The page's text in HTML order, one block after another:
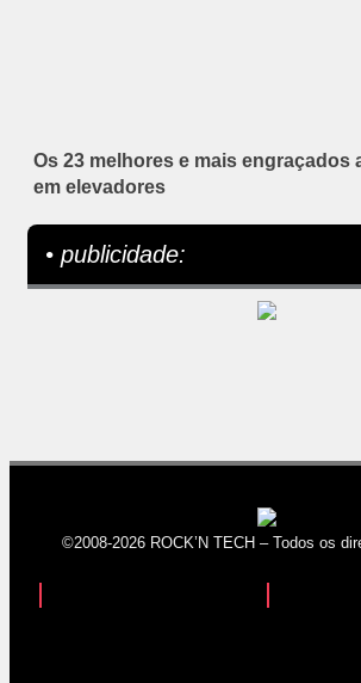
Os 23 melhores e mais engraçados
em elevadores
• publicidade:
©2008-2026 ROCK’N TECH – Todos os